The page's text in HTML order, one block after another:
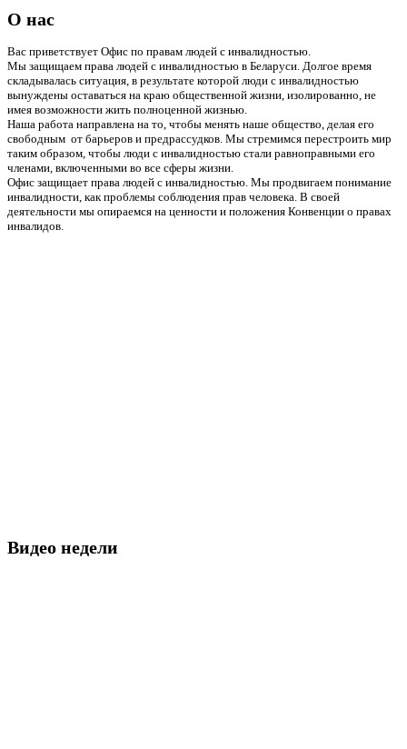
О нас
Вас приветствует Офис по правам людей с инвалидностью.
Мы защищаем права людей с инвалидностью в Беларуси. Долгое время
складывалась ситуация, в результате которой люди с инвалидностью
вынуждены оставаться на краю общественной жизни, изолированно, не
имея возможности жить полноценной жизнью.
Наша работа направлена на то, чтобы менять наше общество, делая его
свободным от барьеров и предрассудков. Мы стремимся перестроить мир
таким образом, чтобы люди с инвалидностью стали равноправными его
членами, включенными во все сферы жизни.
Офис защищает права людей с инвалидностью. Мы продвигаем понимание
инвалидности, как проблемы соблюдения прав человека. В своей
деятельности мы опираемся на ценности и положения Конвенции о правах
инвалидов.
Видео недели